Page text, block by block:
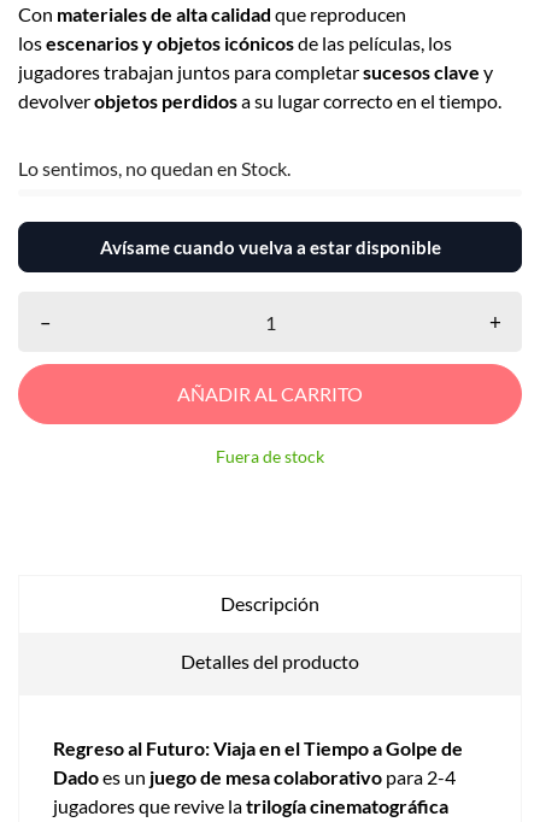
Con materiales de alta calidad que reproducen
losescenarios y objetos icónicosde las películas, los
jugadores trabajan juntos para completarsucesos clave y
devolverobjetos perdidosa su lugar correcto en el tiempo.
Lo sentimos, no quedan en Stock.
Avísame cuando vuelva a estar disponible
– +
AÑADIR AL CARRITO
Fuera de stock
Descripción
Detalles del producto
Regreso al Futuro: Viaja en el Tiempo a Golpe de
Dadoes un juego de mesa colaborativo para 2-4
jugadores que revive latrilogía cinematográfica